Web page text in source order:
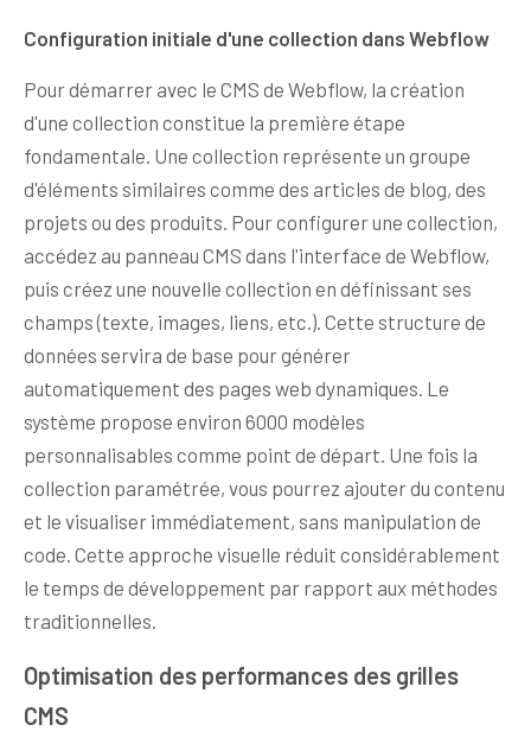
Configuration initiale d'une collection dans Webflow
Pour démarrer avec le CMS de Webflow, la création
d'une collection constitue la première étape
fondamentale. Une collection représente un groupe
d'éléments similaires comme des articles de blog, des
projets ou des produits. Pour configurer une collection,
accédez au panneau CMS dans l'interface de Webflow,
puis créez une nouvelle collection en définissant ses
champs (texte, images, liens, etc.). Cette structure de
données servira de base pour générer
automatiquement des pages web dynamiques. Le
système propose environ 6000 modèles
personnalisables comme point de départ. Une fois la
collection paramétrée, vous pourrez ajouter du contenu
et le visualiser immédiatement, sans manipulation de
code. Cette approche visuelle réduit considérablement
le temps de développement par rapport aux méthodes
traditionnelles.
Optimisation des performances des grilles
CMS